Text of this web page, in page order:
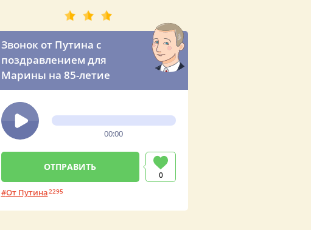
Звонок от Путина с
поздравлением для
Марины на 85-летие
00:00
0
От Путина2295